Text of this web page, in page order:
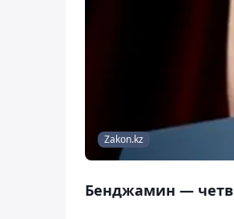
Zakon.kz
Бенджамин —